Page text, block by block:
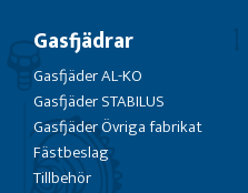
Gasfjädrar
Gasfjäder AL-KO
Gasfjäder STABILUS
Gasfjäder Övriga fabrikat
Fästbeslag
Tillbehör